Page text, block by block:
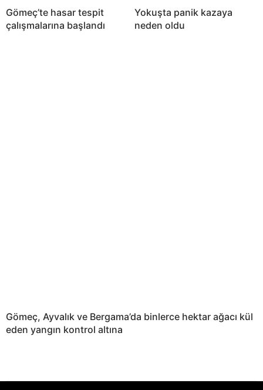
Gömeç’te hasar tespit
çalışmalarına başlandı
Yokuşta panik kazaya
neden oldu
Gömeç, Ayvalık ve Bergama’da binlerce hektar ağacı kül
eden yangın kontrol altına